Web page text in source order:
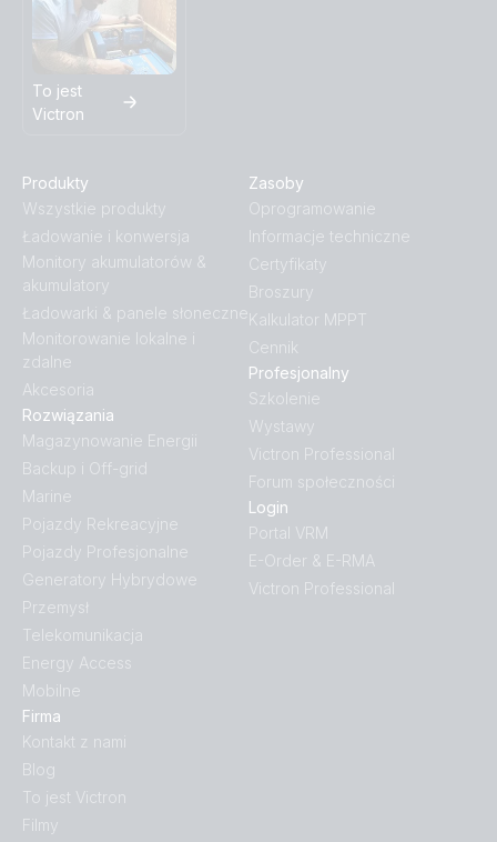
To jest
Victron
Produkty
Wszystkie produkty
Ładowanie i konwersja
Monitory akumulatorów &
akumulatory
Ładowarki & panele słoneczne
Monitorowanie lokalne i
zdalne
Akcesoria
Rozwiązania
Magazynowanie Energii
Backup i Off-grid
Marine
Pojazdy Rekreacyjne
Pojazdy Profesjonalne
Generatory Hybrydowe
Przemysł
Telekomunikacja
Energy Access
Mobilne
Firma
Kontakt z nami
Blog
To jest Victron
Filmy
Zasoby
Oprogramowanie
Informacje techniczne
Certyfikaty
Broszury
Kalkulator MPPT
Cennik
Profesjonalny
Szkolenie
Wystawy
Victron Professional
Forum społeczności
Login
Portal VRM
E-Order & E-RMA
Victron Professional